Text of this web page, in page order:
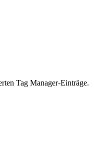
Tag Manager-Einträge.